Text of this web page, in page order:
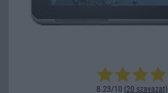
8.23/10 (20 szavazat)